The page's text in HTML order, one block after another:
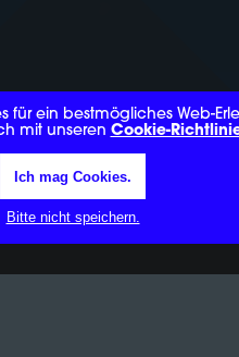
für ein bestmögliches Web-
mit unseren Cookie-
Ich mag Cookies.
Bitte nicht speichern.